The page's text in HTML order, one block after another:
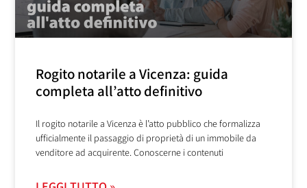
Rogito notarile a Vicenza: guida
completa all’atto definitivo
Il rogito notarile a Vicenza è l’atto pubblico che formalizza
ufficialmente il passaggio di proprietà di un immobile da
venditore ad acquirente. Conoscerne i contenuti